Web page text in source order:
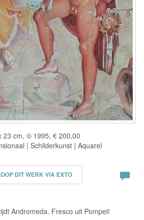
23 cm, © 1995, € 200,00
| Schilderkunst | Aquarel
DIT WERK VIA EXTO
Andromeda. Fresco uit Pompeiï